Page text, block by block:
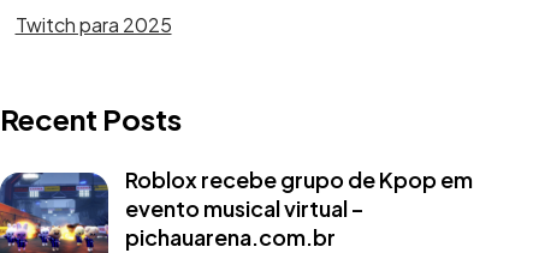
Twitch para 2025
Recent Posts
Roblox recebe grupo de Kpop em
evento musical virtual –
pichauarena.com.br